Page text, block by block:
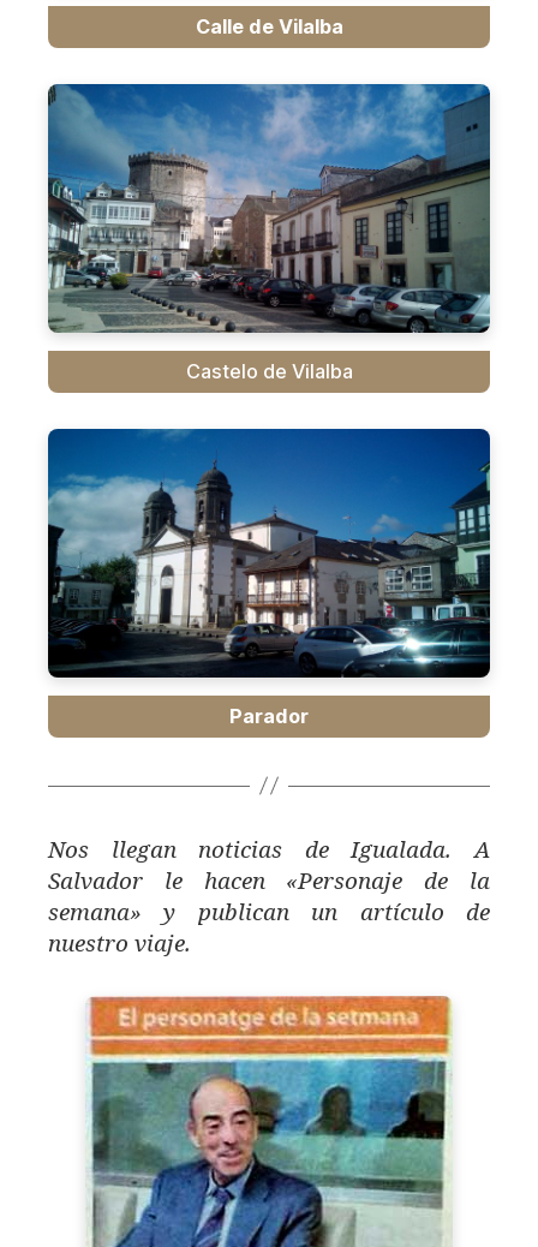
Calle de Vilalba
Castelo de Vilalba
Parador
Nos llegan noticias de Igualada. A
Salvador le hacen «Personaje de la
semana» y publican un artículo de
nuestro viaje.